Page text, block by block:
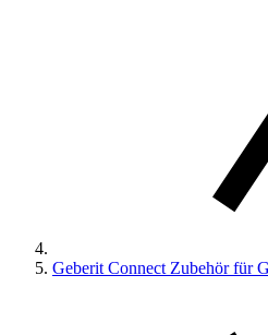
Geberit Connect Zubehör für